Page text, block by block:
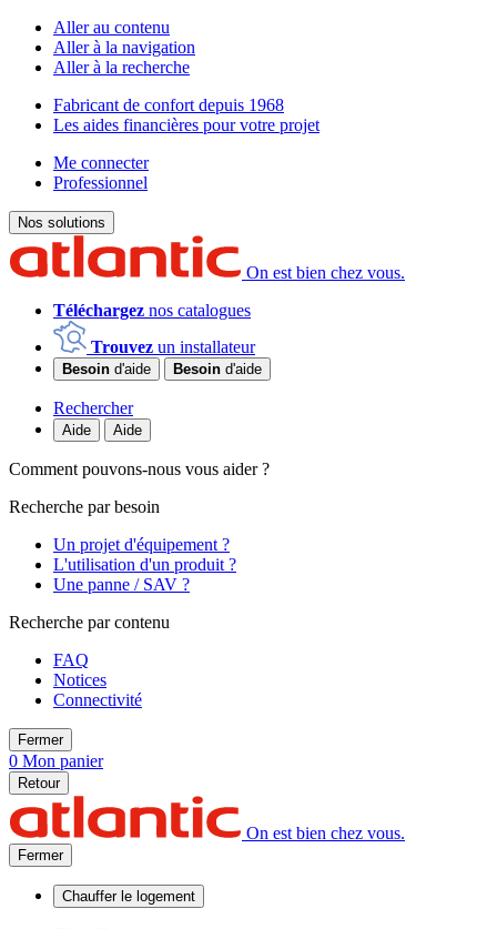
Aller au contenu
Aller à la navigation
Aller à la recherche
Fabricant de confort depuis 1968
Les aides financières pour votre projet
Me connecter
Professionnel
Nos solutions
On est bien chez vous.
Téléchargez nos catalogues
Trouvez un installateur
Besoin d'aide Besoin d'aide
Rechercher
Aide Aide
Comment pouvons-nous vous aider ?
Recherche par besoin
Un projet d'équipement ?
L'utilisation d'un produit ?
Une panne / SAV ?
Recherche par contenu
FAQ
Notices
Connectivité
Fermer
0 Mon panier
Retour
On est bien chez vous.
Fermer
Chauffer le logement